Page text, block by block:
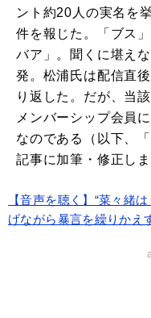
ント約20人の実名を
件を報じた。「ブス
バア」。聞くに堪え
発。松浦氏は配信直
り返した。だが、当
メンバーシップ会員
なのである（以下、
記事に加筆・修正しま
【音声を聴く】“菜々緒
げながら暴言を繰りかえ